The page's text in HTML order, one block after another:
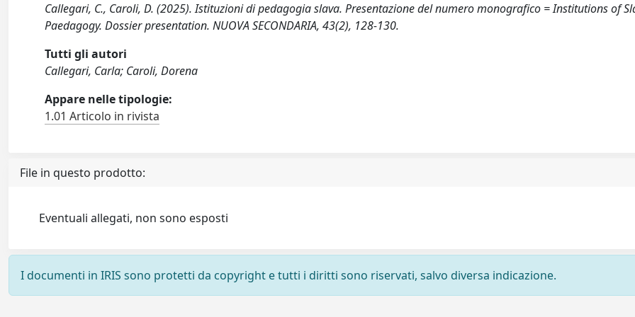
Callegari, C., Caroli, D. (2025). Istituzioni di pedagogia slava. Presentazione del numero monografico = Institutions of
Paedagogy. Dossier presentation. NUOVA SECONDARIA, 43(2), 128-130.
Tutti gli autori
Callegari, Carla; Caroli, Dorena
Appare nelle tipologie:
1.01 Articolo in rivista
File in questo prodotto:
Eventuali allegati, non sono esposti
I documenti in IRIS sono protetti da copyright e tutti i diritti sono riservati, salvo diversa indicazione.